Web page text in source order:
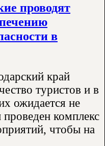
проводят
в
край
туристов и в
ожидается не
комплекс
чтобы на